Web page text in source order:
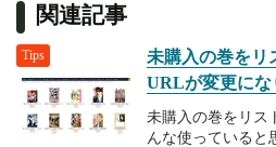
関連記事
Tips
未購入の巻をリ
URLが変更にな
未購入の巻をリス
んな使っていると